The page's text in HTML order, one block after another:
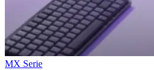
MX Serie